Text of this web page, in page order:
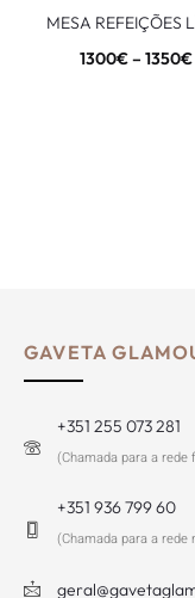
MESA REFEIÇÕES
1300€– 1350€
GAVETA
+351 255 073 281
(Chamada para a rede
+351 936 799 60
(Chamada para a rede